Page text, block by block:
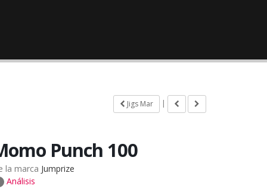
Jigs Mar |
Punch 100
la marca Jumprize
Análisis